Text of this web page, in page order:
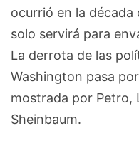
ocurrió en la década
solo servirá para
La derrota de las
Washington pasa
mostrada por Petro,
Sheinbaum.